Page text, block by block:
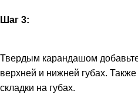
Шаг 3:
Твердым карандашом
верхней и нижней губах.
складки на губах.